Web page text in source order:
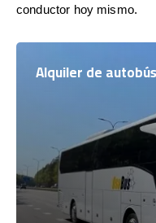
conductor hoy mismo.
Alquiler de